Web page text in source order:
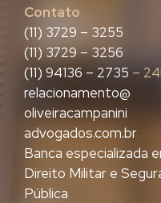
Contato
(11) 3729 – 3255
(11) 3729 – 3256
(11) 94136 – 2735 –
relacionamento@
oliveiracampanini
advogados.com.br
Banca especializada
Direito Militar e
Pública